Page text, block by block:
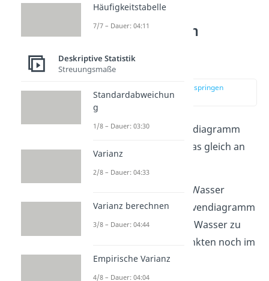
Kurvendiagramm
interpretieren
zur Stelle im Video springen
(01:02)
Wie kannst du ein Kurvendiagramm
beschreiben? Schau dir das gleich an
Aus einem Pool wird das Wasser
abgelassen. In einem Kurvendiagramm
ist eingezeichnet, wie viel Wasser zu
unterschiedlichen Zeitpunkten noch im
Pool ist.
Häufigkeitstabelle
7/7 – Dauer: 04:11
Deskriptive Statistik
Streuungsmaße
Standardabweichun
g
1/8 – Dauer: 03:30
Varianz
2/8 – Dauer: 04:33
Varianz berechnen
3/8 – Dauer: 04:44
Empirische Varianz
4/8 – Dauer: 04:04